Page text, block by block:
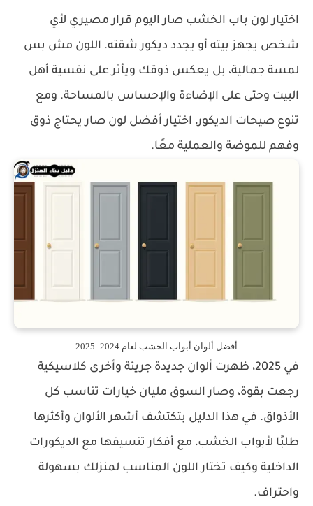
اختيار لون باب الخشب صار اليوم قرار مصيري لأي
شخص يجهز بيته أو يجدد ديكور شقته. اللون مش بس
لمسة جمالية، بل يعكس ذوقك ويأثر على نفسية أهل
البيت وحتى على الإضاءة والإحساس بالمساحة. ومع
تنوع صيحات الديكور، اختيار أفضل لون صار يحتاج ذوق
وفهم للموضة والعملية معًا.
أفضل ألوان أبواب الخشب لعام 2024 -2025
في 2025، ظهرت ألوان جديدة جريئة وأخرى كلاسيكية
رجعت بقوة، وصار السوق مليان خيارات تناسب كل
الأذواق. في هذا الدليل بتكتشف أشهر الألوان وأكثرها
طلبًا لأبواب الخشب، مع أفكار تنسيقها مع الديكورات
الداخلية وكيف تختار اللون المناسب لمنزلك بسهولة
واحتراف.